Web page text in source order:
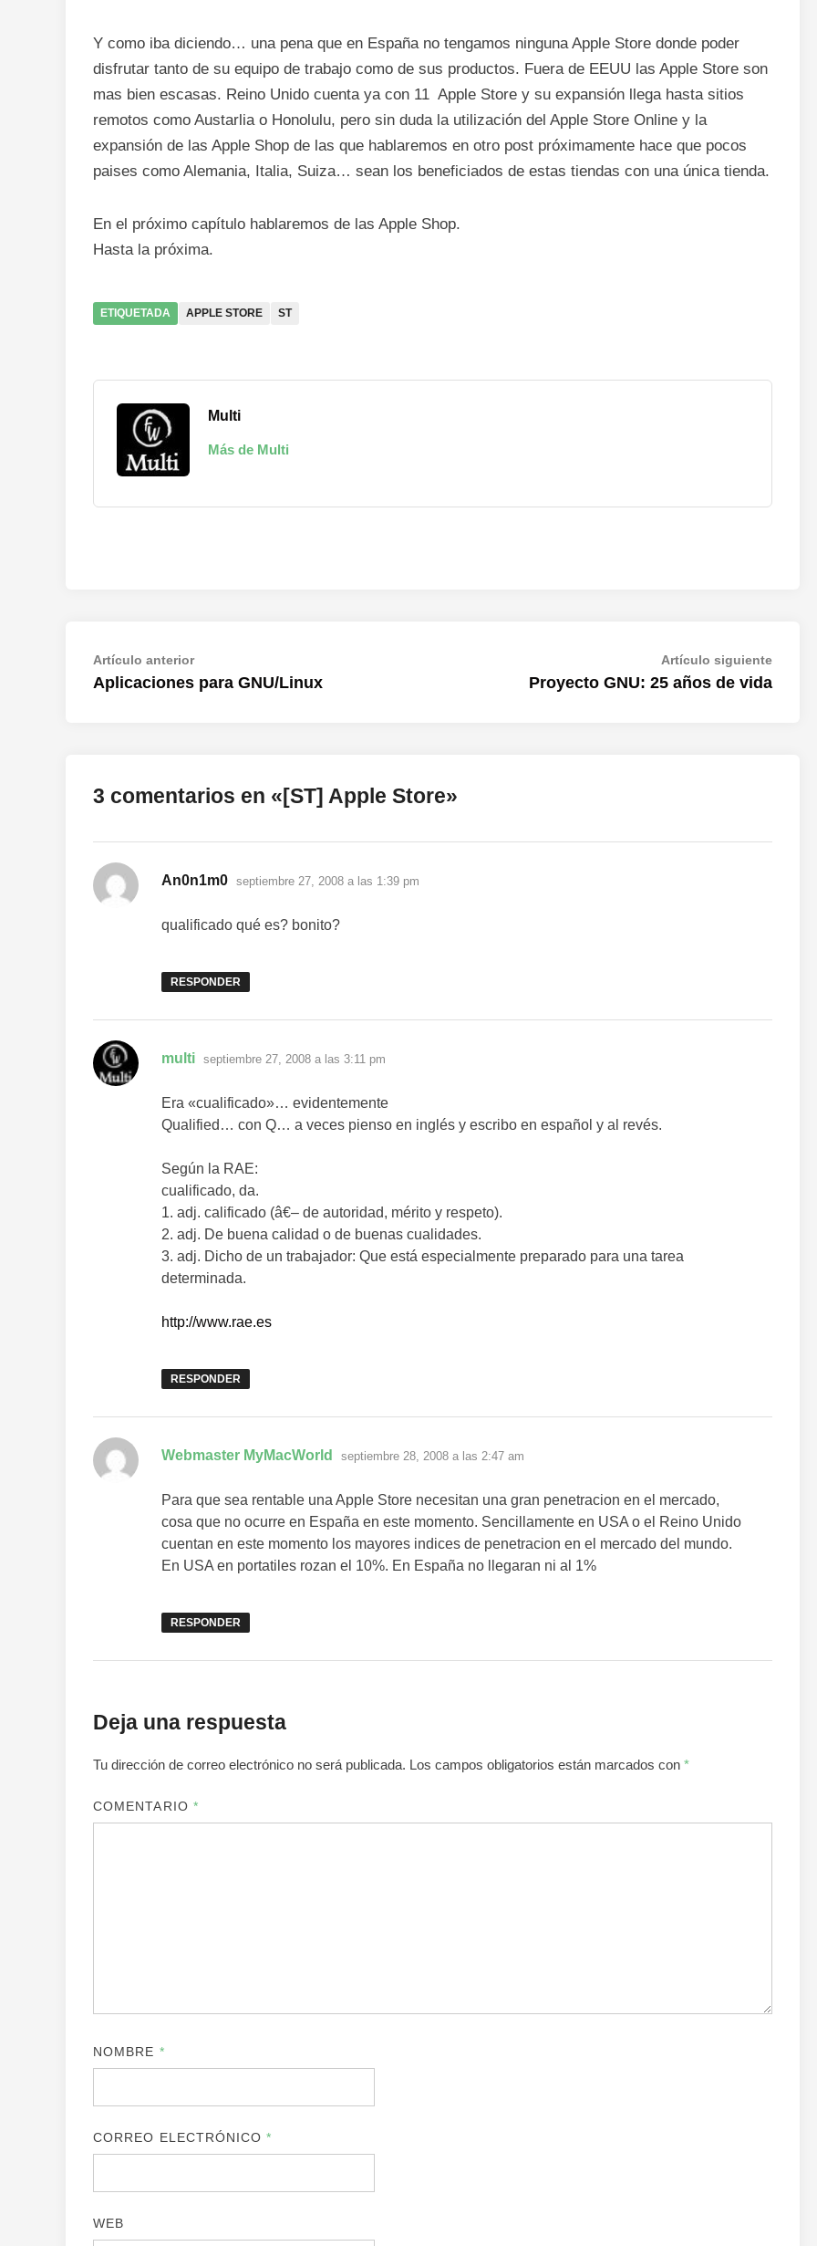
Y como iba diciendo… una pena que en España no tengamos ninguna Apple Store donde poder
disfrutar tanto de su equipo de trabajo como de sus productos. Fuera de EEUU las Apple Store son
mas bien escasas. Reino Unido cuenta ya con 11 Apple Store y su expansión llega hasta sitios
remotos como Austarlia o Honolulu, pero sin duda la utilización del Apple Store Online y la
expansión de las Apple Shop de las que hablaremos en otro post próximamente hace que pocos
paises como Alemania, Italia, Suiza… sean los beneficiados de estas tiendas con una única tienda.
En el próximo capítulo hablaremos de las Apple Shop.
Hasta la próxima.
ETIQUETADA APPLE STORE ST
Multi
Más de Multi
Navegación
de
Artículo anteriorArtículo
anterior:
Aplicaciones para GNU/Linux
Artículo siguienteArtículo
Proyecto GNU: 25 años de vida
3 comentarios en «[ST] Apple Store»
An0n1m0 dice:
septiembre 27, 2008 a las 1:39 pm
qualificado qué es? bonito?
RESPONDER
multi dice:
septiembre 27, 2008 a las 3:11 pm
Era «cualificado»… evidentemente
Qualified… con Q… a veces pienso en inglés y escribo en español y al revés.
Según la RAE:
cualificado, da.
1. adj. calificado (â€– de autoridad, mérito y respeto).
2. adj. De buena calidad o de buenas cualidades.
3. adj. Dicho de un trabajador: Que está especialmente preparado para una tarea
determinada.
http://www.rae.es
RESPONDER
Webmaster MyMacWorld dice:
septiembre 28, 2008 a las 2:47 am
Para que sea rentable una Apple Store necesitan una gran penetracion en el mercado,
cosa que no ocurre en España en este momento. Sencillamente en USA o el Reino Unido
cuentan en este momento los mayores indices de penetracion en el mercado del mundo.
En USA en portatiles rozan el 10%. En España no llegaran ni al 1%
RESPONDER
Deja una respuesta
Tu dirección de correo electrónico no será publicada. Los campos obligatorios están marcados con *
COMENTARIO *
NOMBRE *
CORREO ELECTRÓNICO*
WEB